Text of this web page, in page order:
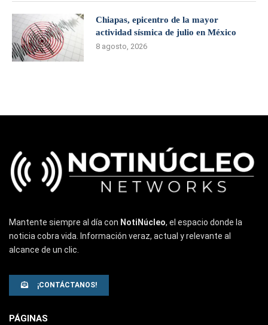
Chiapas, epicentro de la mayor
actividad sísmica de julio en México
8 agosto, 2026
Mantente siempre al día con NotiNúcleo, el espacio donde la
noticia cobra vida. Información veraz, actual y relevante al
alcance de un clic.
¡CONTÁCTANOS!
PÁGINAS